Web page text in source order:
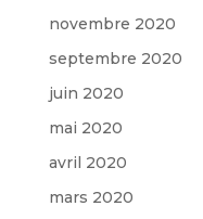
novembre 2020
septembre 2020
juin 2020
mai 2020
avril 2020
mars 2020